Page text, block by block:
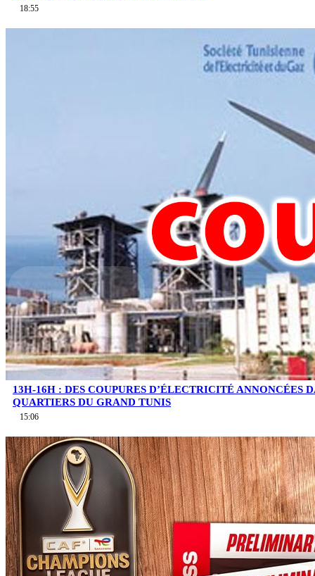
18:55
13H-16H : DES COUPURES D’ÉLECTRICITÉ ANNONCÉES
QUARTIERS DU GRAND TUNIS
15:06